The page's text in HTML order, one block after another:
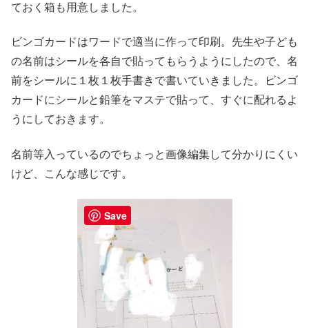
ておく箱も用意しました。
ビンゴカードはワードで適当に作って印刷。先生や子ども
の名前はシールを各自で貼ってもらうようにしたので、名
前をシールに１枚１枚手書きで書いていきました。ビンゴ
カードにシールと鉛筆をマステで貼って、すぐに配れるよ
うにしておきます。
名前等入っているのでちょっと画像編集して分かりにくい
けど、こんな感じです。
Save